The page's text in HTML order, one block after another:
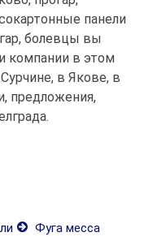
панели
болевцы вы
компании в этом
в Якове, в
предложения,
Фуга месса